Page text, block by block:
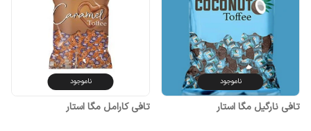
ناموجود
تافی نارگیل مگا استار
ناموجود
تافی کارامل مگا استار